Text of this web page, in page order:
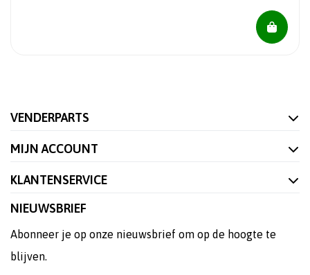
VENDERPARTS
MIJN ACCOUNT
KLANTENSERVICE
NIEUWSBRIEF
Abonneer je op onze nieuwsbrief om op de hoogte te
blijven.